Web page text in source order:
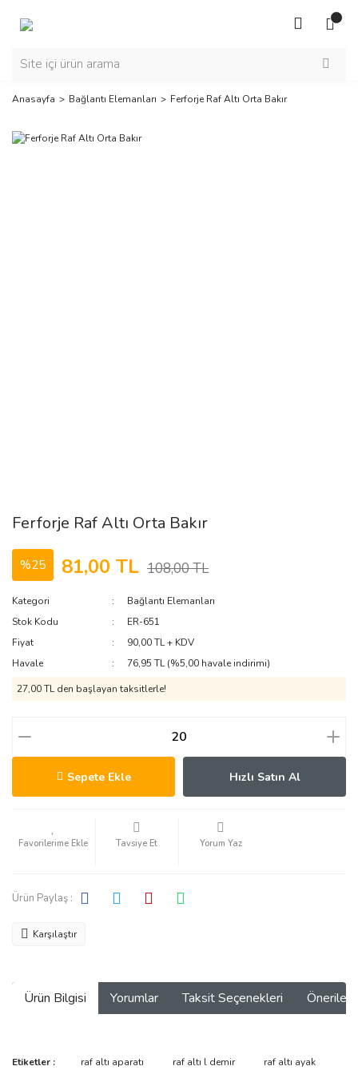
Anasayfa Bağlantı Elemanları Ferforje Raf Altı Orta Bakır
Ferforje Raf Altı Orta Bakır
%25 81,00 TL 108,00 TL
Kategori
Bağlantı Elemanları
Stok Kodu
ER-651
Fiyat
90,00 TL + KDV
Havale
76,95 TL (%5,00 havale indirimi)
27,00 TL den başlayan taksitlerle!
Sepete Ekle Hızlı Satın Al
Tavsiye Et Yorum Yaz
Ürün Paylaş :
Karşılaştır
Ürün Bilgisi Yorumlar Taksit Seçenekleri
Bu ürünün fiyat bilgisi, resim, ürün açıklamalarında ve diğer
Etiketler : raf altı aparatı raf altı l demir
raf altı ayak